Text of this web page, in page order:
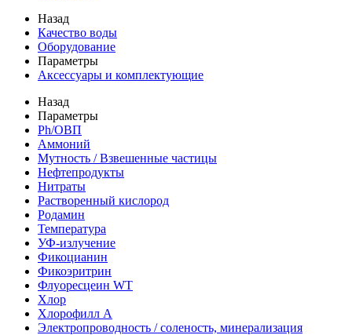
Назад
Качество воды
Оборудование
Параметры
Аксессуары и комплектующие
Назад
Параметры
Ph/ОВП
Аммоний
Мутность / Взвешенные частицы
Нефтепродукты
Нитраты
Растворенный кислород
Родамин
Температура
УФ-излучение
Фикоцианин
Фикоэритрин
Флуоресцеин WT
Хлор
Хлорофилл А
Электропроводность / соленость, минерализация